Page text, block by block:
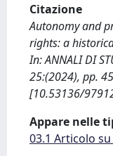
Citazione
Autonomy and
rights: a
In: ANNALI DI
25:(2024), pp.
[10.53136/
Appare nelle
03.1 Articolo